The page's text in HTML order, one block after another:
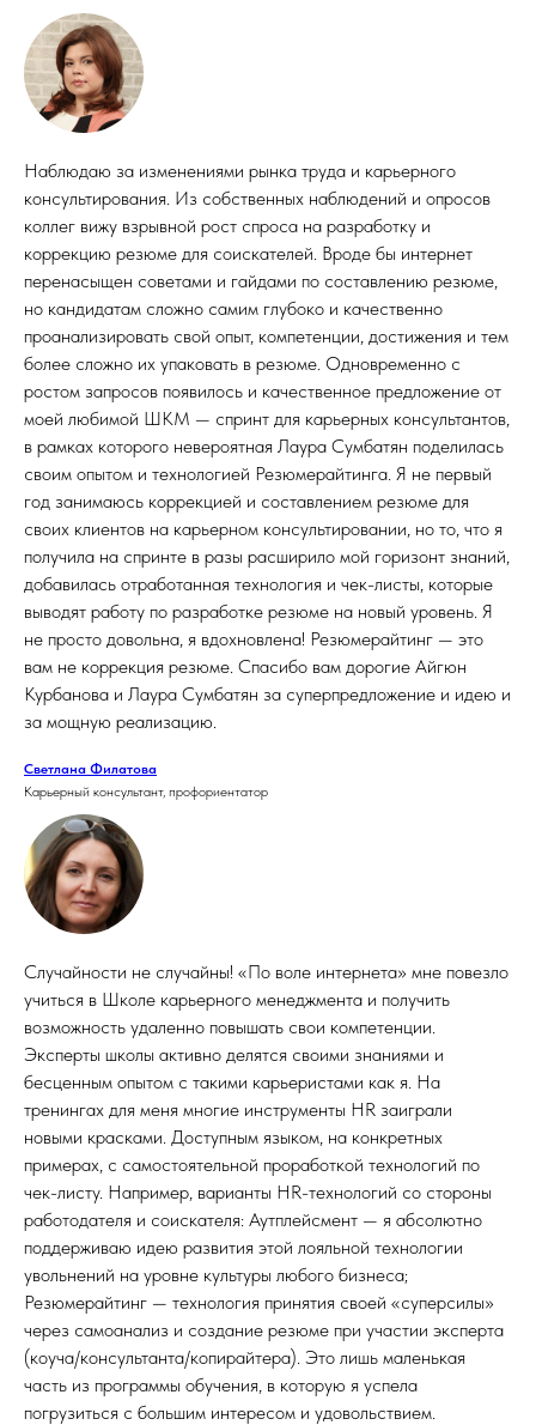
Наблюдаю за изменениями рынка труда и карьерного
консультирования. Из собственных наблюдений и опросов
коллег вижу взрывной рост спроса на разработку и
коррекцию резюме для соискателей. Вроде бы интернет
перенасыщен советами и гайдами по составлению резюме,
но кандидатам сложно самим глубоко и качественно
проанализировать свой опыт, компетенции, достижения и тем
более сложно их упаковать в резюме. Одновременно с
ростом запросов появилось и качественное предложение от
моей любимой ШКМ — спринт для карьерных консультантов,
в рамках которого невероятная Лаура Сумбатян поделилась
своим опытом и технологией Резюмерайтинга. Я не первый
год занимаюсь коррекцией и составлением резюме для
своих клиентов на карьерном консультировании, но то, что я
получила на спринте в разы расширило мой горизонт знаний,
добавилась отработанная технология и чек-листы, которые
выводят работу по разработке резюме на новый уровень. Я
не просто довольна, я вдохновлена! Резюмерайтинг — это
вам не коррекция резюме. Спасибо вам дорогие Айгюн
Курбанова и Лаура Сумбатян за суперпредложение и идею и
за мощную реализацию.
Светлана Филатова
Карьерный консультант, профориентатор
Случайности не случайны! «По воле интернета» мне повезло
учиться в Школе карьерного менеджмента и получить
возможность удаленно повышать свои компетенции.
Эксперты школы активно делятся своими знаниями и
бесценным опытом с такими карьеристами как я. На
тренингах для меня многие инструменты HR заиграли
новыми красками. Доступным языком, на конкретных
примерах, с самостоятельной проработкой технологий по
чек-листу. Например, варианты HR-технологий со стороны
работодателя и соискателя: Аутплейсмент — я абсолютно
поддерживаю идею развития этой лояльной технологии
увольнений на уровне культуры любого бизнеса;
Резюмерайтинг — технология принятия своей «суперсилы»
через самоанализ и создание резюме при участии эксперта
(коуча/консультанта/копирайтера). Это лишь маленькая
часть из программы обучения, в которую я успела
погрузиться с большим интересом и удовольствием.